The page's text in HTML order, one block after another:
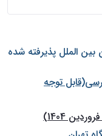
الملل پذيرفته شده
توجه